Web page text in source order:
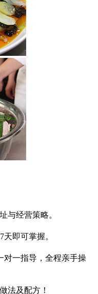
与经营策略。
即可掌握。
对一指导，全程亲手操
法及配方！